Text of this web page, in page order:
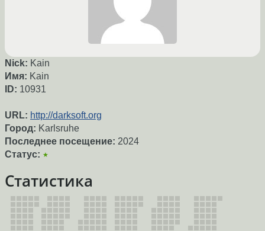
Nick: Kain
Имя: Kain
ID: 10931
URL: http://darksoft.org
Город: Karlsruhe
Последнее посещение: 2024
Статус: ★
Статистика